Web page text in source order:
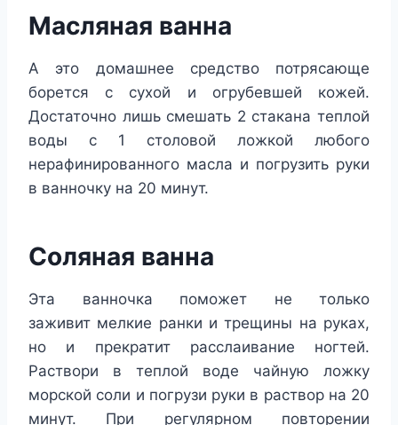
Масляная ванна
А это домашнее средство потрясающе
борется с сухой и огрубевшей кожей.
Достаточно лишь смешать 2 стакана теплой
воды с 1 столовой ложкой любого
нерафинированного масла и погрузить руки
в ванночку на 20 минут.
Соляная ванна
Эта ванночка поможет не только
заживит мелкие ранки и трещины на руках,
но и прекратит расслаивание ногтей.
Раствори в теплой воде чайную ложку
морской соли и погрузи руки в раствор на 20
минут. При регулярном повторении